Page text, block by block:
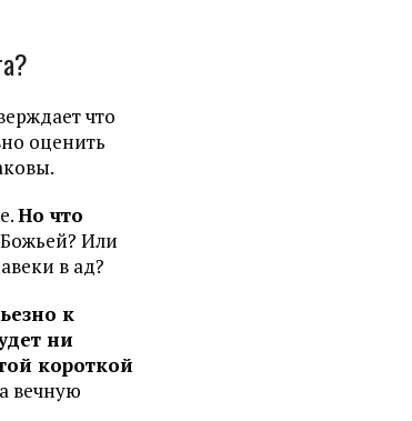
что
оценить
Но что
Или
в ад?
к
ни
короткой
вечную